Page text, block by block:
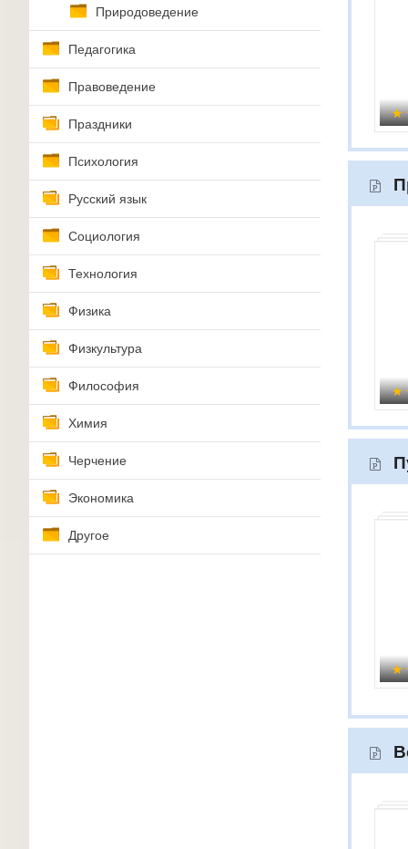
Природоведение
Педагогика
Правоведение
Праздники
Психология
Русский язык
Социология
Технология
Физика
Физкультура
Философия
Химия
Черчение
Экономика
Другое